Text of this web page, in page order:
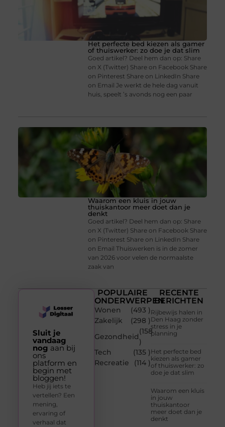
Het perfecte bed kiezen als gamer
of thuiswerker: zo doe je dat slim
Goed artikel? Deel hem dan op: Share
on X (Twitter) Share on Facebook Share
on Pinterest Share on LinkedIn Share
on Email Je werkt de hele dag vanuit
huis, speelt ’s avonds nog een paar
Waarom een kluis in jouw
thuiskantoor meer doet dan je
denkt
Goed artikel? Deel hem dan op: Share
on X (Twitter) Share on Facebook Share
on Pinterest Share on LinkedIn Share
on Email Thuiswerken is in de zomer
van 2026 voor velen de normaalste
zaak van
POPULAIRE
ONDERWERPEN
Wonen
(493 )
Zakelijk
(298 )
Gezondheid
(158
)
Tech
(135 )
Recreatie
(114 )
RECENTE
BERICHTEN
Rijbewijs halen in
Den Haag zonder
stress in je
planning
Het perfecte bed
kiezen als gamer
of thuiswerker: zo
doe je dat slim
Waarom een kluis
in jouw
thuiskantoor
meer doet dan je
denkt
Sluit je
vandaag
nog aan bij
ons
platform en
begin met
bloggen!
Heb jij iets te
vertellen? Een
mening,
ervaring of
verhaal dat